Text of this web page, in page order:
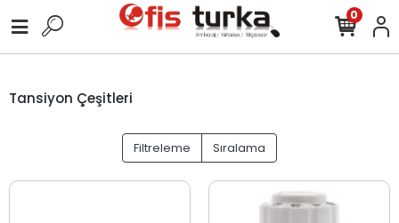
0
Tansiyon Çeşitleri
Filtreleme Sıralama